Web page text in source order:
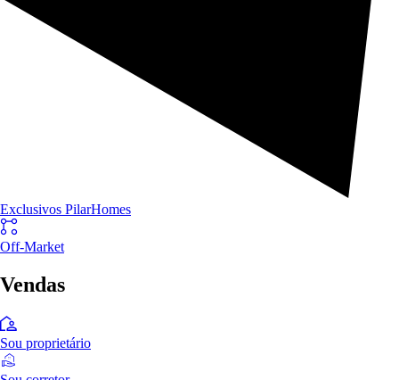
Exclusivos PilarHomes
Off-Market
Vendas
Sou proprietário